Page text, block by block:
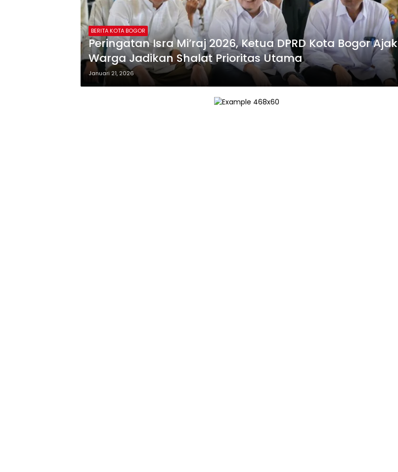
BERITA KOTA BOGOR
Peringatan Isra Mi’raj 2026, Ketua DPRD Kota Bogor Ajak
Warga Jadikan Shalat Prioritas Utama
Januari 21, 2026